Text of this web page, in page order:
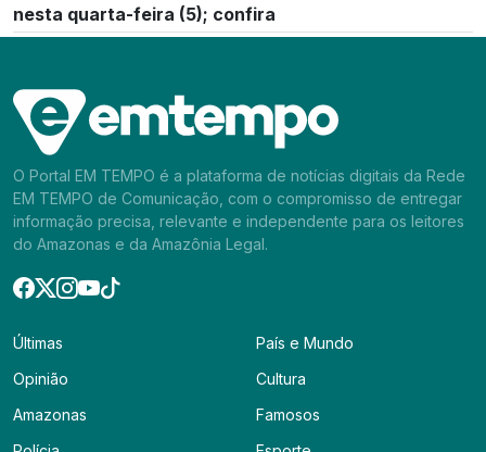
nesta quarta-feira (5); confira
O Portal EM TEMPO é a plataforma de notícias digitais da Rede
EM TEMPO de Comunicação, com o compromisso de entregar
informação precisa, relevante e independente para os leitores
do Amazonas e da Amazônia Legal.
Últimas
Opinião
Amazonas
País e Mundo
Cultura
Famosos